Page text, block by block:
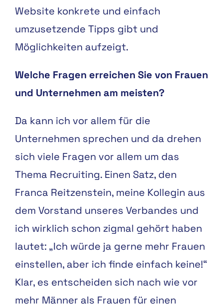
Website konkrete und einfach
umzusetzende Tipps gibt und
Möglichkeiten aufzeigt.
Welche Fragen erreichen Sie von Frauen
und Unternehmen am meisten?
Da kann ich vor allem für die
Unternehmen sprechen und da drehen
sich viele Fragen vor allem um das
Thema Recruiting. Einen Satz, den
Franca Reitzenstein, meine Kollegin aus
dem Vorstand unseres Verbandes und
ich wirklich schon zigmal gehört haben
lautet: „Ich würde ja gerne mehr Frauen
einstellen, aber ich finde einfach keine!“
Klar, es entscheiden sich nach wie vor
mehr Männer als Frauen für einen